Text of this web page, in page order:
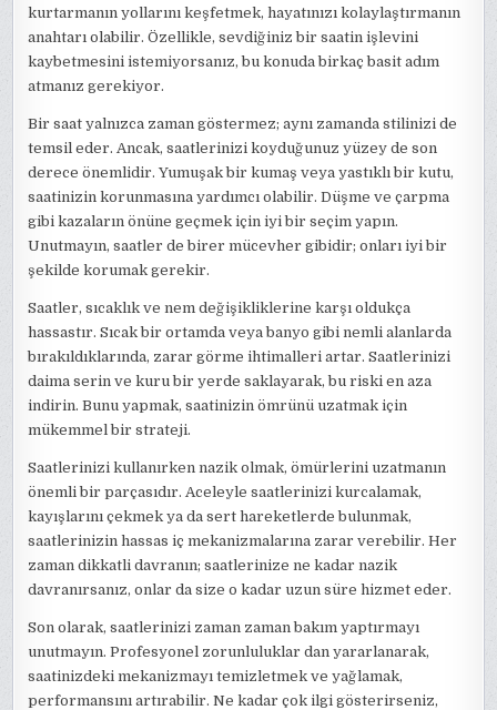
kurtarmanın yollarını keşfetmek, hayatınızı kolaylaştırmanın
anahtarı olabilir. Özellikle, sevdiğiniz bir saatin işlevini
kaybetmesini istemiyorsanız, bu konuda birkaç basit adım
atmanız gerekiyor.
Bir saat yalnızca zaman göstermez; aynı zamanda stilinizi de
temsil eder. Ancak, saatlerinizi koyduğunuz yüzey de son
derece önemlidir. Yumuşak bir kumaş veya yastıklı bir kutu,
saatinizin korunmasına yardımcı olabilir. Düşme ve çarpma
gibi kazaların önüne geçmek için iyi bir seçim yapın.
Unutmayın, saatler de birer mücevher gibidir; onları iyi bir
şekilde korumak gerekir.
Saatler, sıcaklık ve nem değişikliklerine karşı oldukça
hassastır. Sıcak bir ortamda veya banyo gibi nemli alanlarda
bırakıldıklarında, zarar görme ihtimalleri artar. Saatlerinizi
daima serin ve kuru bir yerde saklayarak, bu riski en aza
indirin. Bunu yapmak, saatinizin ömrünü uzatmak için
mükemmel bir strateji.
Saatlerinizi kullanırken nazik olmak, ömürlerini uzatmanın
önemli bir parçasıdır. Aceleyle saatlerinizi kurcalamak,
kayışlarını çekmek ya da sert hareketlerde bulunmak,
saatlerinizin hassas iç mekanizmalarına zarar verebilir. Her
zaman dikkatli davranın; saatlerinize ne kadar nazik
davranırsanız, onlar da size o kadar uzun süre hizmet eder.
Son olarak, saatlerinizi zaman zaman bakım yaptırmayı
unutmayın. Profesyonel zorunluluklar dan yararlanarak,
saatinizdeki mekanizmayı temizletmek ve yağlamak,
performansını artırabilir. Ne kadar çok ilgi gösterirseniz,